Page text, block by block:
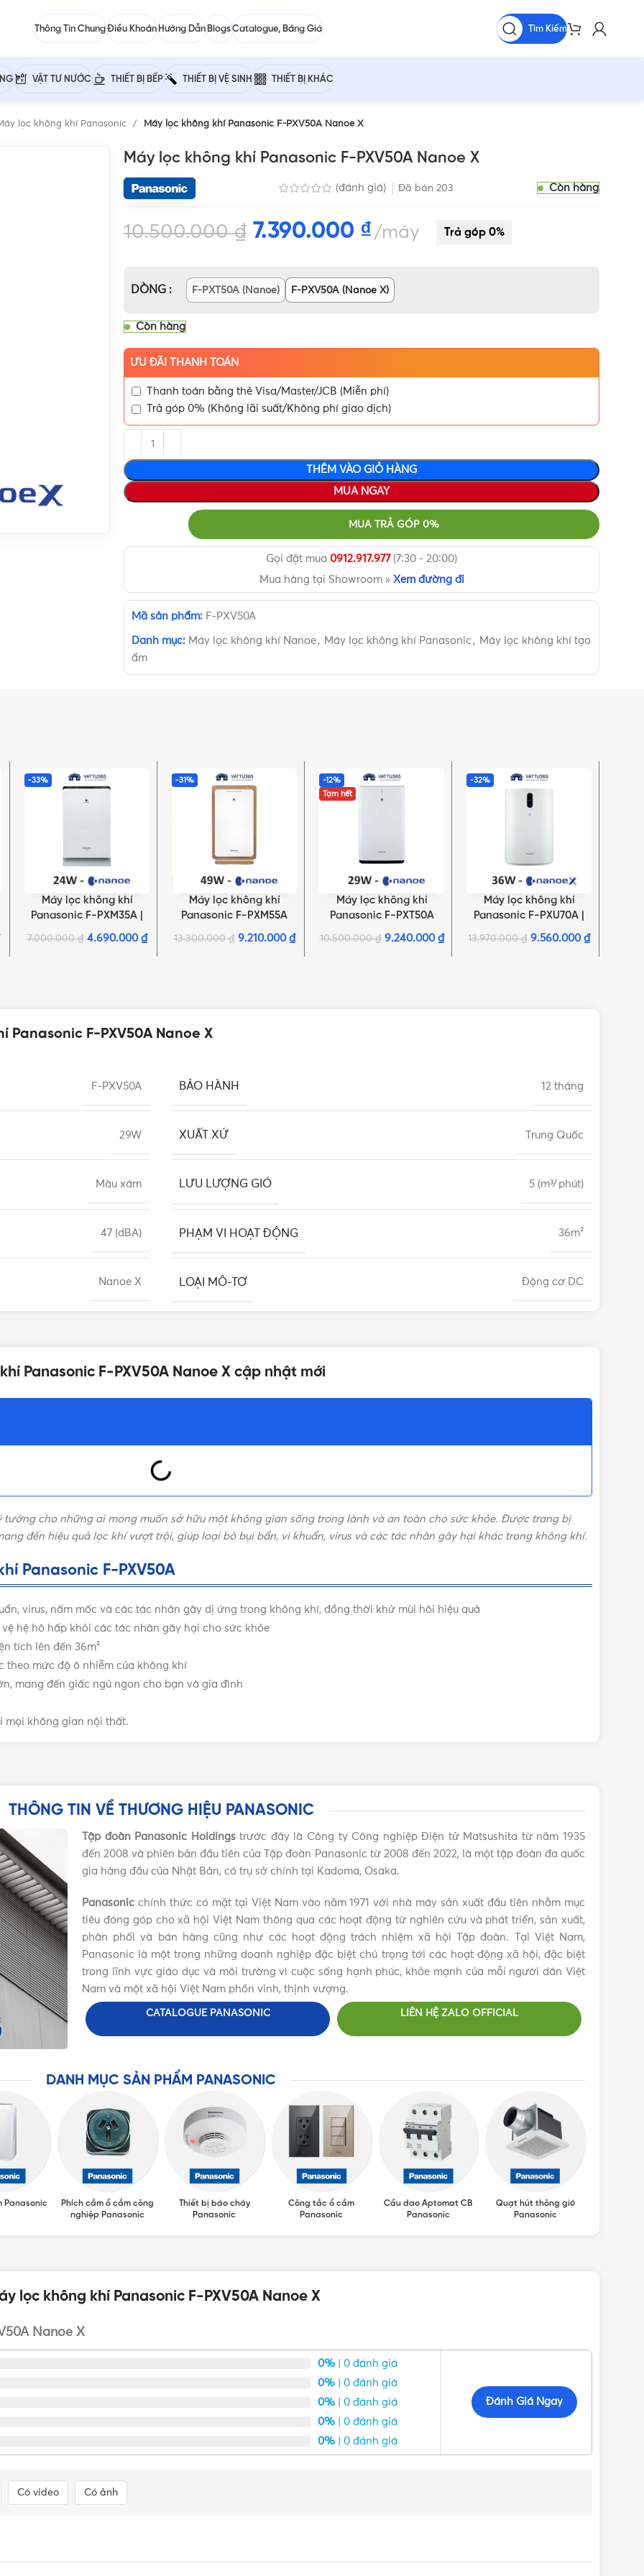
Thông Tin ChungĐiều Khoản Hướng Dẫn BlogsCatalogue, Bảng Giá Tìm Kiếm
VẬT TƯ NƯỚC THIẾT BỊ BẾP THIẾT BỊ VỆ SINH THIẾT BỊ KHÁC
lọc không khí Panasonic Máy lọc không khí Panasonic F-PXV50A Nanoe X
Máy lọc không khí Panasonic F-PXV50A Nanoe X
(đánh giá) Đã bán 203 Còn hàng
10.500.000₫ 7.390.000 ₫ máy
DÒNG F-PXT50A (Nanoe) F-PXV50A (Nanoe X)
Còn hàng
ƯU ĐÃI THANH TOÁN
Thanh toán bằng thẻ Visa/Master/JCB (Miễn phí)
Trả góp 0% (Không lãi suất/Không phí giao dịch)
THÊM VÀO GIỎ HÀNG
MUA NGAY
MUA TRẢ GÓP 0%
Gọi đặt mua 0912.917.977(7:30 - 20:00)
Mua hàng tại Showroom » Xem đường đi
Mã sản phẩm: F-PXV50A
Danh mục: Máy lọc không khí Nanoe, Máy lọc không khí Panasonic , Máy lọc không khí tạo
ẩm
-33%
LỰA CHỌN TÙY CHỌN
Máy lọc không khí
Panasonic F-PXM35A |
Màu xanh, Màu bạc
7.000.000₫ 4.690.000 ₫
-31%
THÊM VÀO GIỎ HÀNG
Máy lọc không khí
Panasonic F-PXM55A
13.300.000₫ 9.210.000 ₫
-12%
Tạm hết
ĐỌC TIẾP
Máy lọc không khí
Panasonic F-PXT50A
10.500.000₫ 9.240.000 ₫
-32%
THÊM VÀO GIỎ HÀNG
Máy lọc không khí
Panasonic F-PXU70A |
Lọc bụi PM2.5, kháng
khuẩn, ngừa Virus
13.970.000₫ 9.560.000 ₫
Panasonic F-PXV50A Nanoe X
F-PXV50A BẢO HÀNH 12 tháng
29W XUẤT XỨ Trung Quốc
Màu xám LƯU LƯỢNG GIÓ 5 (m3⁄ phút)
47 (dBA) PHẠM VI HOẠT ĐỘNG 36m²
Nanoe X LOẠI MÔ-TƠ Động cơ DC
Bụi mịn PM ĐO MỨC ĐỘ Ô NHIỄM
Có CHẾ ĐỘ KHÓA TRẺ EM Không
C550 x R340 x S208 (mm)
220V-240V DÒNG
bù ẩm,Máy lọc không khí
Panasonic F-PXV50A Nanoe X cập nhật mới
cho những ai mong muốn sở hữu một không gian sống trong lành và an toàn cho sức khỏe. Được trang bị
đến hiệu quả lọc khí vượt trội, giúp loại bỏ bụi bẩn, vi khuẩn, virus và các tác nhân gây hại khác trong không khí.
Panasonic F-PXV50A
virus, nấm mốc và các tác nhân gây dị ứng trong không khí, đồng thời khử mùi hôi hiệu quả
vệ hệ hô hấp khỏi các tác nhân gây hại cho sức khỏe
tích lên đến 36m²
theo mức độ ô nhiễm của không khí
mang đến giấc ngủ ngon cho bạn và gia đình
mọi không gian nội thất.
THÔNG TIN VỀ THƯƠNG HIỆU PANASONIC
Tập đoàn Panasonic Holdingstrước đây là Công ty Công nghiệp Điện tử Matsushita từ năm 1935
đến 2008 và phiên bản đầu tiên của Tập đoàn Panasonic từ 2008 đến 2022, là một tập đoàn đa quốc
gia hàng đầu của Nhật Bản, có trụ sở chính tại Kadoma, Osaka.
Panasonic chính thức có mặt tại Việt Nam vào năm 1971 với nhà máy sản xuất đầu tiên nhằm mục
tiêu đóng góp cho xã hội Việt Nam thông qua các hoạt động từ nghiên cứu và phát triển, sản xuất,
phân phối và bán hàng cũng như các hoạt động trách nhiệm xã hội Tập đoàn. Tại Việt Nam,
Panasonic là một trong những doanh nghiệp đặc biệt chú trọng tới các hoạt động xã hội, đặc biệt
trong lĩnh vực giáo dục và môi trường vì cuộc sống hạnh phúc, khỏe mạnh của mỗi người dân Việt
Nam và một xã hội Việt Nam phồn vinh, thịnh vượng.
CATALOGUE PANASONIC LIÊN HỆ ZALO OFFICIAL
DANH MỤC SẢN PHẨM PANASONIC
Panasonic
Phích cắm ổ cắm công
nghiệp Panasonic
Thiết bị báo cháy
Panasonic
Công tắc ổ cắm
Panasonic
Cầu dao Aptomat CB
Panasonic
Quạt hút thông gió
Panasonic
lọc không khí Panasonic F-PXV50A Nanoe X
Nanoe X
0% | 0 đánh giá
0% | 0 đánh giá
0% | 0 đánh giá
0% | 0 đánh giá
0% | 0 đánh giá
Đánh Giá Ngay
Có video Có ảnh